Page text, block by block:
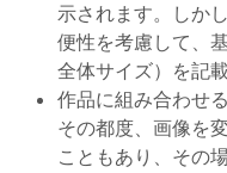
示されます。しか
便性を考慮して、
全体サイズ）を記
作品に組み合わせ
その都度、画像を
こともあり、その